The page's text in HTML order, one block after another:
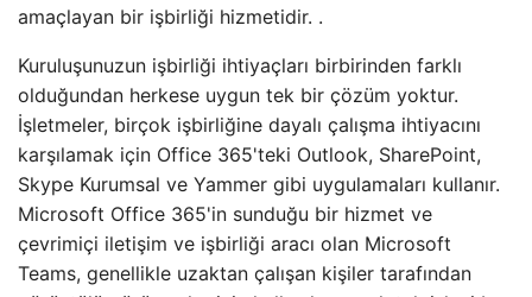
amaçlayan bir işbirliği hizmetidir. .
Kuruluşunuzun işbirliği ihtiyaçları birbirinden farklı
olduğundan herkese uygun tek bir çözüm yoktur.
İşletmeler, birçok işbirliğine dayalı çalışma ihtiyacını
karşılamak için Office 365'teki Outlook, SharePoint,
Skype Kurumsal ve Yammer gibi uygulamaları kullanır.
Microsoft Office 365'in sunduğu bir hizmet ve
çevrimiçi iletişim ve işbirliği aracı olan Microsoft
Teams, genellikle uzaktan çalışan kişiler tarafından